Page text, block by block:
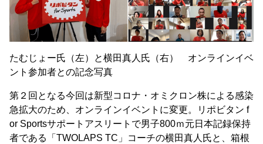
たむじょー氏（左）と横田真人氏（右） オンラインイベ
ント参加者との記念写真
第２回となる今回は新型コロナ・オミクロン株による感染
急拡大のため、オンラインイベントに変更。リポビタン f
or Sportsサポートアスリートで男子800ｍ元日本記録保持
者である「TWOLAPS TC」コーチの横田真人氏と、箱根